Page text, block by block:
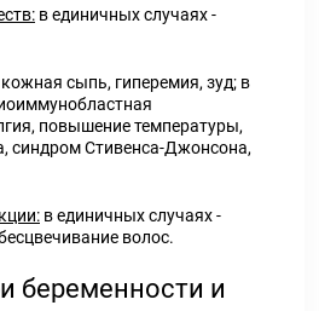
в единичных случаях -
кожная сыпь, гиперемия, зуд; в
повышение температуры,
синдром Стивенса-Джонсона,
в единичных случаях -
волос.
беременности и